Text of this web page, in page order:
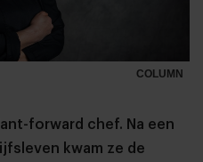
COLUMN
forward chef. Na een
kwam ze de